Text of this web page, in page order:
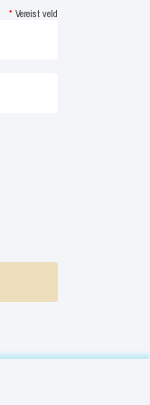
* Vereist veld